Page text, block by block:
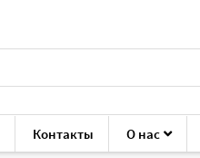
Контакты О нас
Модули оперативной